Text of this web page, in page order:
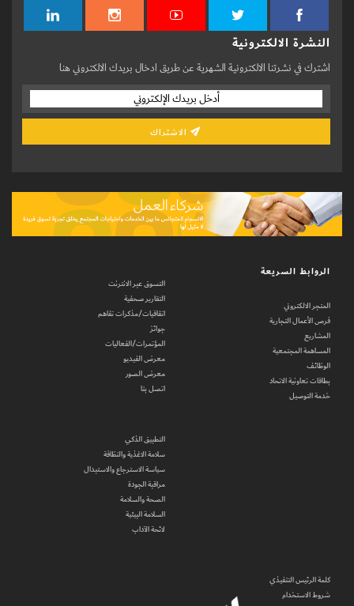
النشرة الالكترونية
اشترك في نشرتنا الالكترونية الشهرية عن طريق ادخال بريدك الالكتروني هنا
الروابط السريعة
المتجر الالكتروني
فرص الأعمال التجارية
المشاريع
المساهمة المجتمعية
الوظائف
بطاقات تعاونية الاتحاد
خدمة التوصيل
التسوق عبر الانترنت
التقارير صحفية
اتفاقيات/مذكرات تفاهم
جوائز
المؤتمرات/الفعاليات
معرض الفيديو
معرض الصور
اتصل بنا
التطبيق الذكي
سلامة الاغذية والنظافة
سياسة الاسترجاع والاستبدال
مراقبة الجودة
الصحة والسلامة
السلامة البيئية
لائحة الآداب
كلمة الرئيس التنفيذي
شروط الاستخدام